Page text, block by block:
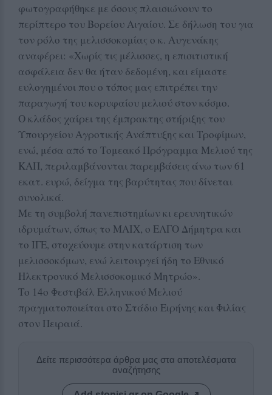
φωτογραφήθηκε με όσους πλαισιώνουν το
περίπτερο του Βορείου Αιγαίου. Σε δήλωση του για
τον ρόλο της μελισσοκομίας ο κ. Αυγενάκης
αναφέρει: «Χωρίς τις μέλισσες, η επισιτιστική
ασφάλεια δεν θα ήταν δεδομένη, και είμαστε
ευλογημένοι που ο τόπος μας επιτρέπει την
παραγωγή του κορυφαίου μελιού στον κόσμο.
Ο κλάδος χαίρει της έμπρακτης στήριξης του
Υπουργείου Αγροτικής Ανάπτυξης και Τροφίμων,
ενώ, μέσα από το Τομεακό Πρόγραμμα Μελιού της
ΚΑΠ, περιλαμβάνονται παρεμβάσεις άνω των 61
εκατ. ευρώ, δείγμα της βαρύτητας που δίνεται
συνολικά.
Με τη συμβολή πανεπιστημίων κι ερευνητικών
ιδρυμάτων, όπως το ΜΑΙΧ, ο ΕΛΓΟ Δήμητρα και
το ΙΓΕ, στοχεύουμε στην κατάρτιση των
μελισσοκόμων, ενώ λειτουργεί ήδη το Εθνικό
Ηλεκτρονικό Μελισσοκομικό Μητρώο».
Το 14ο Φεστιβάλ Ελληνικού Μελιού
πραγματοποιείται στο Στάδιο Ειρήνης και Φιλίας
στον Πειραιά.
Δείτε περισσότερα άρθρα μας στα αποτελέσματα
αναζήτησης